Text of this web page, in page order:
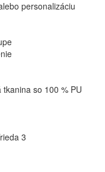
personalizáciu
so 100 % PU
3